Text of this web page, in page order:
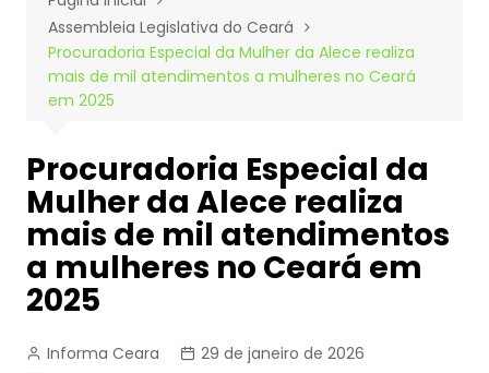
Assembleia Legislativa do Ceará
Procuradoria Especial da Mulher da Alece realiza
mais de mil atendimentos a mulheres no Ceará
em 2025
Procuradoria Especial da
Mulher da Alece realiza
mais de mil atendimentos
a mulheres no Ceará em
2025
Informa Ceara
29 de janeiro de 2026